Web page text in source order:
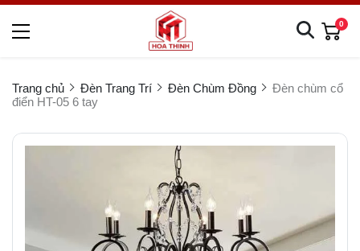
0
Trang chủ Đèn Trang Trí Đèn Chùm Đồng
Đèn chùm cổ
điển HT-05 6 tay